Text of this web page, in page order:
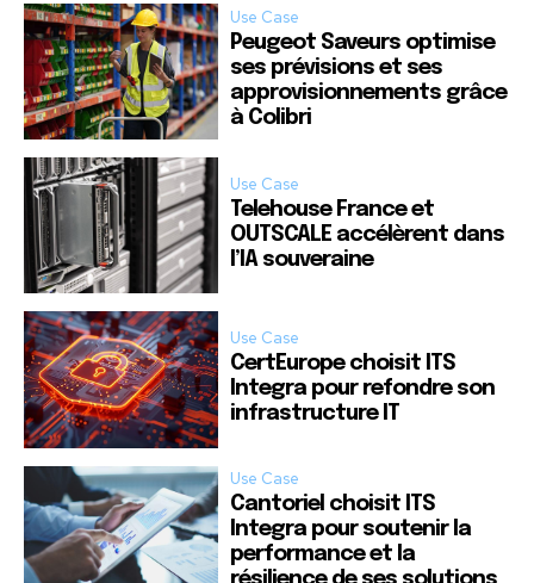
Use Case
Peugeot Saveurs optimise
ses prévisions et ses
approvisionnements grâce
à Colibri
Use Case
Telehouse France et
OUTSCALE accélèrent dans
l’IA souveraine
Use Case
CertEurope choisit ITS
Integra pour refondre son
infrastructure IT
Use Case
Cantoriel choisit ITS
Integra pour soutenir la
performance et la